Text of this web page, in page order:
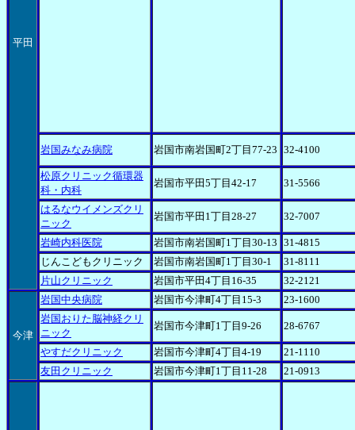
平田
岩国みなみ病院 岩国市南岩国町2丁目77-23 32-4100
松原クリニック循環器
科・内科
岩国市平田5丁目42-17 31-5566
はるなウイメンズクリ
ニック
岩国市平田1丁目28-27 32-7007
岩崎内科医院 岩国市南岩国町1丁目30-13 31-4815
じんこどもクリニック
岩国市南岩国町1丁目30-1
31-8111
片山クリニック
岩国市平田4丁目16-35 32-2121
今津
岩国中央病院 岩国市今津町4丁目15-3
23-1600
岩国おりた脳神経クリ
ニック
岩国市今津町1丁目9-26 28-6767
やすだクリニック 岩国市今津町4丁目4-19
21-1110
友田クリニック
岩国市今津町1丁目11-28 21-0913